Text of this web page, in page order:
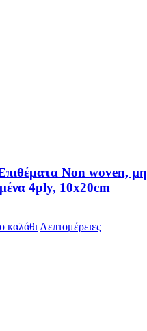
Non woven, μη
4ply, 10x20cm
καλάθι Λεπτομέρειες